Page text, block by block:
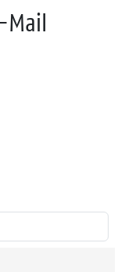
Mail